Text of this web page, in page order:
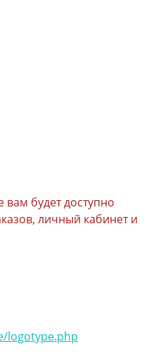
вам будет доступно
личный кабинет и
logotype.php